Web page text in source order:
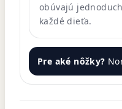
obúvajú
každé dieťa.
Pre aké nôžky?